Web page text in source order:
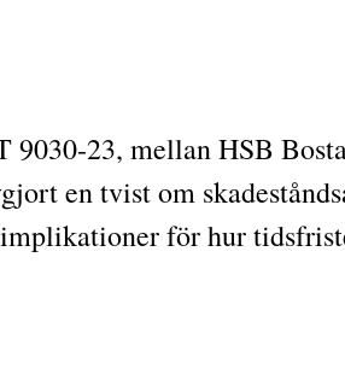
23, mellan HSB
en tvist om
för hur